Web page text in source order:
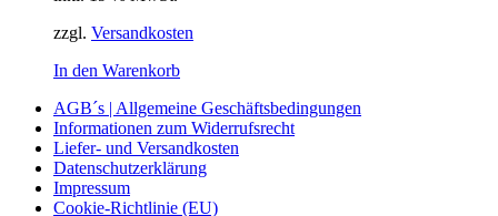
zzgl. Versandkosten
In den Warenkorb
AGB´s | Allgemeine Geschäftsbedingungen
Informationen zum Widerrufsrecht
Liefer- und Versandkosten
Datenschutzerklärung
Impressum
Cookie-Richtlinie (EU)